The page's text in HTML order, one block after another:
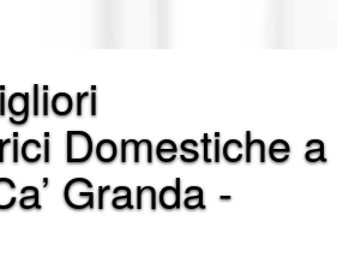
Domestiche a
Granda -